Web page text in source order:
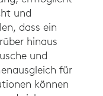
und
dass ein
hinaus
und
für
können